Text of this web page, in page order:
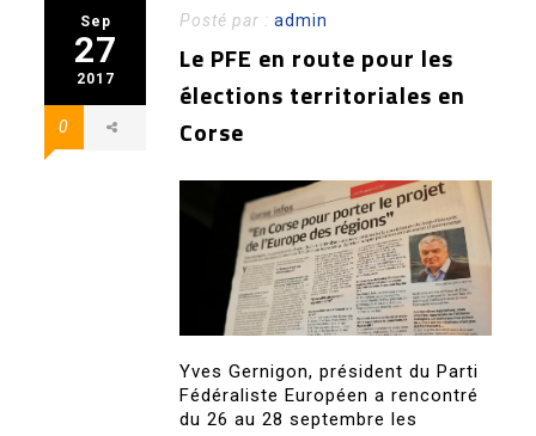
Sep
27
2017
0
Posté par :admin
Le PFE en route pour les
élections territoriales en
Corse
Yves Gernigon, président du Parti
Fédéraliste Européen a rencontré
du 26 au 28 septembre les